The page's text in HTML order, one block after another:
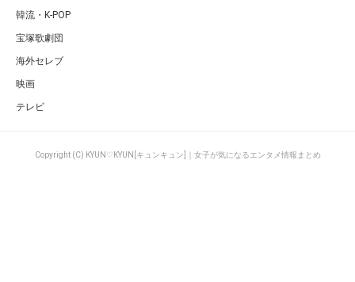
韓流・K-POP
宝塚歌劇団
海外セレブ
映画
テレビ
Copyright (C) KYUN♡KYUN[キュンキュン]｜女子が気になるエンタメ情報まとめ